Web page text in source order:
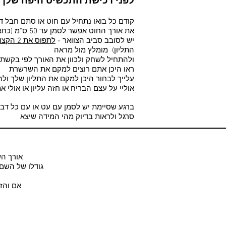
קודם כל בואו נתחיל עם חוט או סתם חבל
(את אורך החוט אפשר לסמן עד 50 ס"מ (כחצי מטר
יש לסובב סביב הצוואר - לתפוס את 2 הקצוות בידיים כלפי מטה
התליון) מומלץ מול מראה
ולהתחיל לשחק ולכוון את האורך לפי
ראו היכן אתם רוצים למקם את השרשרת
עלייך לבחור היכן למקם את התליון שלך
אוליי על עצם הבריח או חזה עליון או
ברגע שסיימת יש לסמן עם עט או עם כל
סרגל ולראות בדיוק מהי המידה שיצא
אורך
(גודלו של השם
: אם